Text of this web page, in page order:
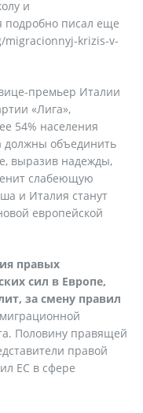
и
писал еще
migracionnyj-krizis-v-
премьер Италии
«Лига»,
54% населения
должны объединить
выразив надежды,
слабеющую
и Италия станут
европейской
правых
сил в Европе,
за смену правил
Половину правящей
правой
ЕС в сфере